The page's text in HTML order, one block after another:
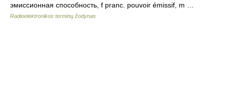
эмиссионная способность, f pranc. pouvoir émissif, m …
Radioelektronikos terminų žodynas